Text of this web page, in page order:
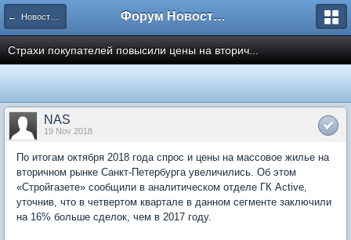
← Новости рынка недвижимости Форум Новостройки
Страхи покупателей повысили цены на вторич...
NAS
19 Nov 2018
По итогам октября 2018 года спрос и цены на массовое жилье на
вторичном рынке Санкт-Петербурга увеличились. Об этом
«Стройгазете» сообщили в аналитическом отделе ГК Active,
уточнив, что в четвертом квартале в данном сегменте заключили
на 16% больше сделок, чем в 2017 году.